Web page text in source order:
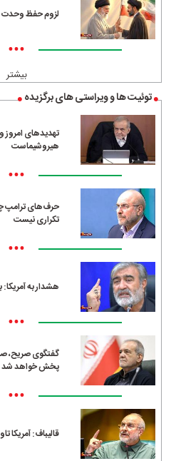
لزوم حفظ وحدت
•••
بیشتر
توئیت ها و ویراستی های برگزیده
تهدیدهای
هیروشیماست
•••
حرف‌های ترامپ
تکراری نیست
•••
هشدار به
•••
گفتگوی صریح،
پخش خواهد شد
•••
قالیباف: آمریکا